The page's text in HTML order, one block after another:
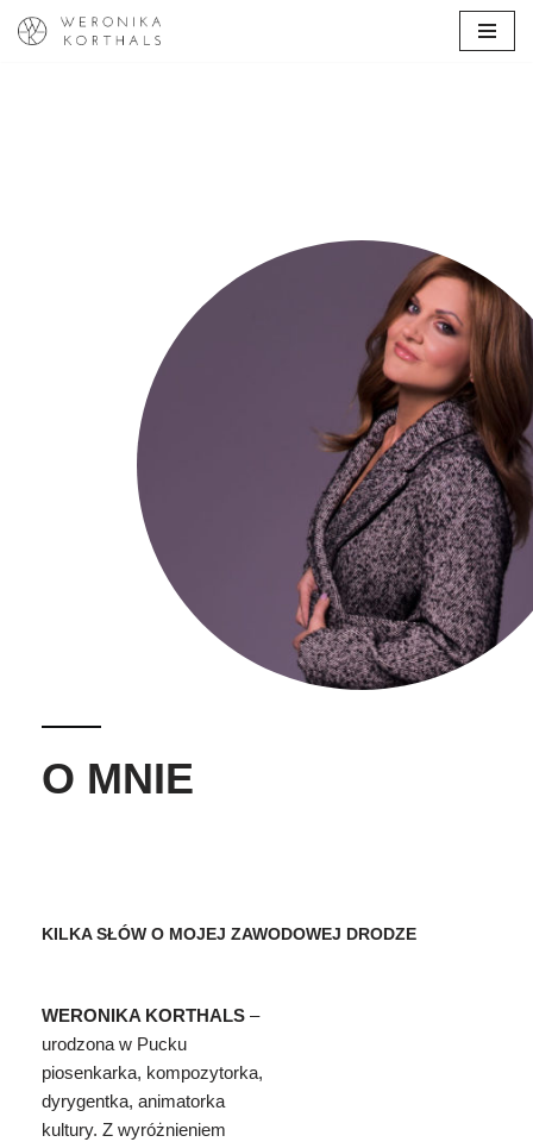
O MNIE
KILKA SŁÓW O MOJEJ ZAWODOWEJ DRODZE
WERONIKA KORTHALS –
urodzona w Pucku
piosenkarka, kompozytorka,
dyrygentka, animatorka
kultury. Z wyróżnieniem